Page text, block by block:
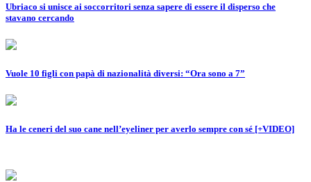
Ubriaco si unisce ai soccorritori senza sapere di essere il disperso che
stavano cercando
Vuole 10 figli con papà di nazionalità diversi: “Ora sono a 7”
Ha le ceneri del suo cane nell’eyeliner per averlo sempre con sé [+VIDEO]